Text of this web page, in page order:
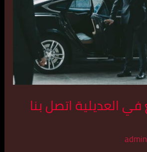
العديلية اتصل بنا
admin